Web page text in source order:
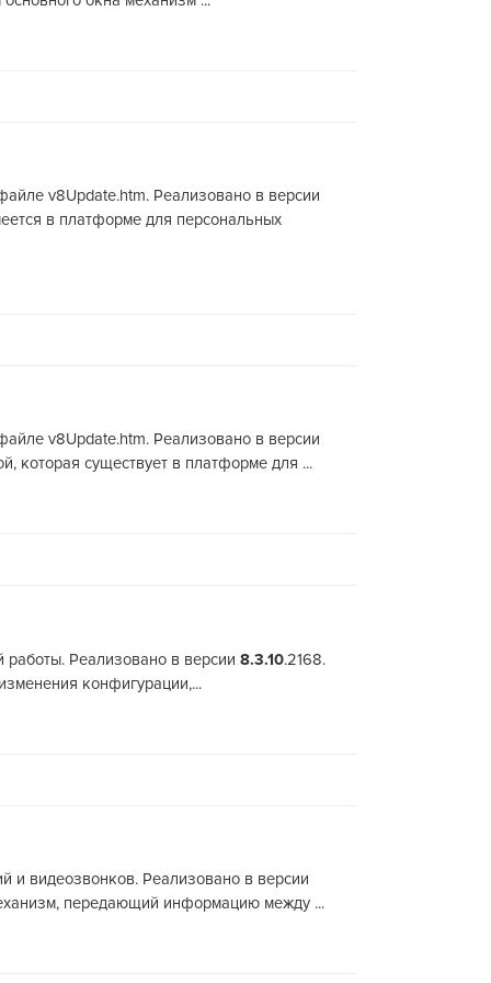
v8Update.htm. Реализовано в версии
в платформе для персональных
v8Update.htm. Реализовано в версии
которая существует в платформе для ...
работы. Реализовано в версии 8.3.10.2168.
конфигурации,...
и видеозвонков. Реализовано в версии
передающий информацию между ...